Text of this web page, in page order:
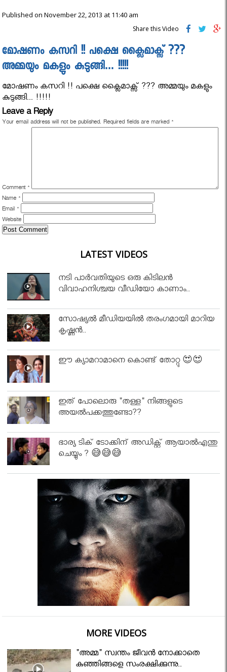
Published on November 22, 2013 at 11:40 am
Share this Video
മോഷണം കസറി !! പക്ഷെ ക്ലൈമാക്സ്‌ ???
അമ്മയും മകളും കുടുങ്ങി… !!!!!
മോഷണം കസറി !! പക്ഷെ ക്ലൈമാക്സ്‌ ??? അമ്മയും മകളും
കുടുങ്ങി... !!!!!
Leave a Reply
Your email address will not be published. Required fields are marked *
Comment *
Name *
Email *
Website
LATEST VIDEOS
നടി പാർവതിയുടെ ഒരു കിടിലൻ
വിവാഹനിശ്ചയ വീഡിയോ കാണാം..
സോഷ്യൽ മീഡിയയിൽ തരംഗമായി മാറിയ
കൃഷ്ണൻ..
ഈ ക്യാമറാമാനെ കൊണ്ട് തോറ്റു 😍😍
ഇത് പോലൊരു "തള്ള" നിങ്ങളുടെ
അയല്‍പക്കത്തുണ്ടോ??
ഭാര്യ ടിക് ടോക്കിന് അഡിക്റ്റ് ആയാൽഎന്തു
ചെയ്യും ? 😅😅😅
MORE VIDEOS
"അമ്മ" സ്വന്തം ജീവൻ നോക്കാതെ
കുഞ്ഞിങ്ങളെ സംരക്ഷിക്കുന്നു..